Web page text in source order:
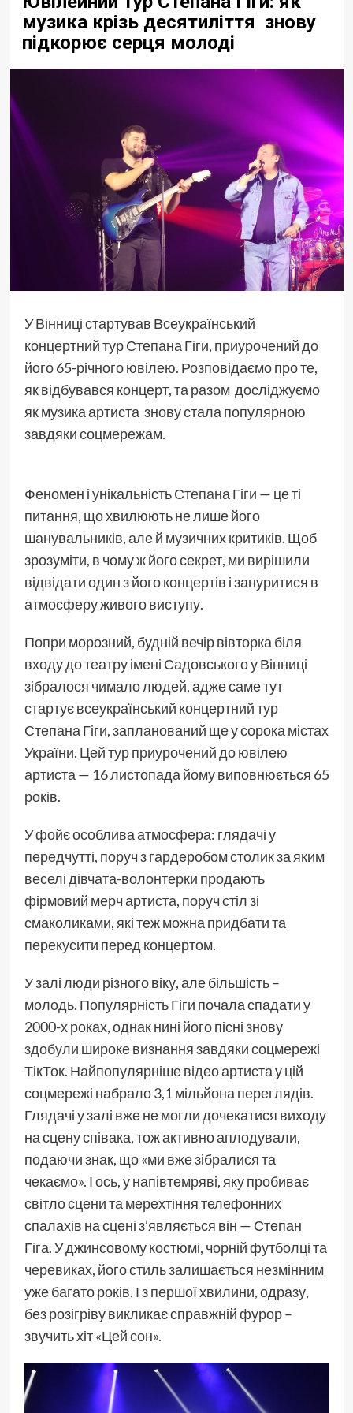
музика крізь десятиліття знову
підкорює серця молоді
У Вінниці стартував Всеукраїнський
концертний тур Степана Гіги, приурочений до
його 65-річного ювілею. Розповідаємо про те,
як відбувався концерт, та разом досліджуємо
як музика артиста знову стала популярною
завдяки соцмережам.
Феномен і унікальністьСтепана Гіги — це ті
питання, що хвилюють не лише його
шанувальників, але й музичних критиків. Щоб
зрозуміти, в чому ж його секрет, ми вирішили
відвідати один з його концертів і зануритися в
атмосферу живого виступу.
Попри морозний, будній вечір вівторка біля
входу до театру імені Садовського у Вінниці
зібралося чимало людей, адже саме тут
стартує всеукраїнський концертний тур
Степана Гіги, запланований ще у сорока містах
України. Цей тур приурочений до ювілею
артиста — 16 листопада йому виповнюється 65
років.
У фойє особлива атмосфера: глядачі у
передчутті, поруч з гардеробом столик за яким
веселі дівчата-волонтерки продають
фірмовий мерч артиста, поруч стіл зі
смаколиками, які теж можна придбати та
перекусити перед концертом.
У залі люди різного віку, але більшість –
молодь. Популярність Гіги почала спадати у
2000-х роках, однак нині його пісні знову
здобули широке визнання завдяки соцмережі
ТікТок. Найпопулярніше відео артиста у цій
соцмережі набрало 3,1 мільйона переглядів.
Глядачі у залі вже не могли дочекатися виходу
на сцену співака, тож активно аплодували,
подаючи знак, що «ми вже зібралися та
чекаємо». І ось, у напівтемряві, яку пробиває
світло сцени та мерехтіння телефонних
спалахів на сцені з’являється він — Степан
Гіга. У джинсовому костюмі, чорній футболці та
черевиках, його стиль залишається незмінним
уже багато років. І з першої хвилини, одразу,
без розігріву викликає справжній фурор –
звучить хіт «Цей сон».